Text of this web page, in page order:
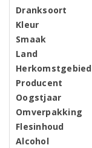
Dranksoort
Kleur
Smaak
Land
Herkomstgebied
Producent
Oogstjaar
Omverpakking
Flesinhoud
Alcohol